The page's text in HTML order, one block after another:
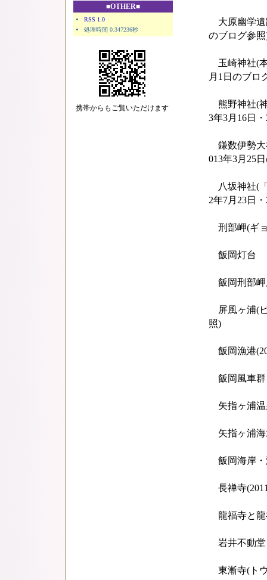
■OTHER■
RSS 1.0
処理時間 0.347236秒
携帯からもご覧いただけます
大原幽学遺
のブログ参
玉崎神社(
月1日のブロ
熊野神社(
3年3月16日
鎌数伊勢大
013年3月25
八坂神社(
2年7月23日
刑部岬(ギ
飯岡灯台
飯岡刑部岬
屏風ヶ浦(ビ
照)
飯岡漁港
飯岡風車群
矢指ヶ浦温
矢指ヶ浦海
飯岡海岸・
長禅寺
龍福寺と龍
岩井不動堂
東漸寺(ト